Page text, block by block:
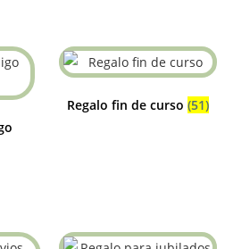
Regalo fin de curso (51)